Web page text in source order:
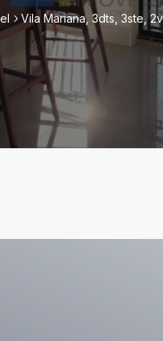
Vila Mariana, 3dts, 3ste,